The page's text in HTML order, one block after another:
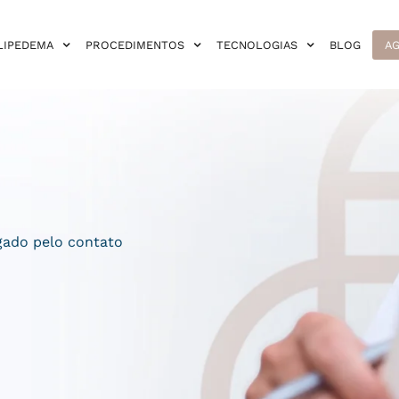
PROCEDIMENTOS TECNOLOGIAS BLOG
pelo contato